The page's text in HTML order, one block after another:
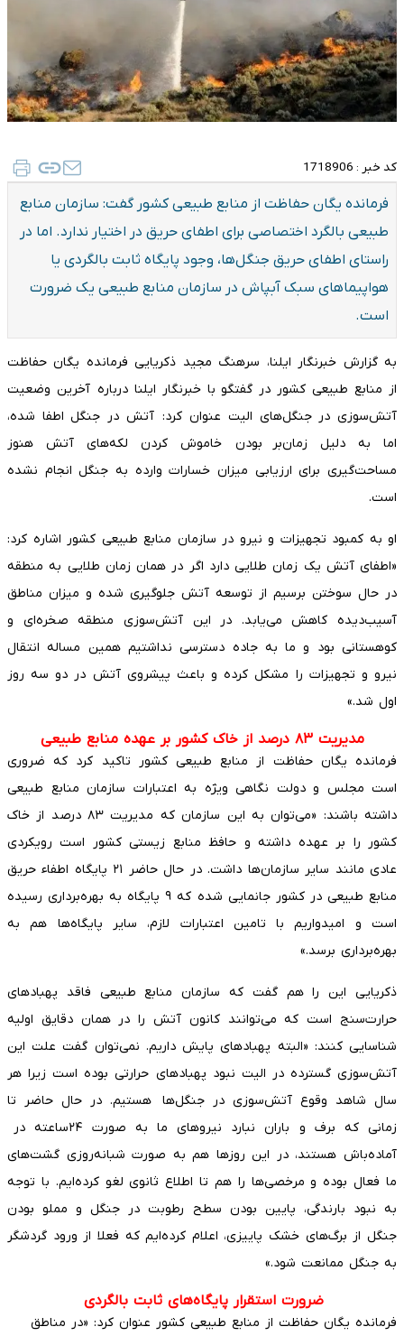
کد خبر : 1718906
فرمانده یگان حفاظت از منابع طبیعی کشور گفت: سازمان منابع
طبیعی بالگرد اختصاصی برای اطفای حریق در اختیار ندارد. اما در
راستای اطفای حریق جنگل‌ها، وجود پایگاه ثابت بالگردی یا
هواپیماهای سبک آبپاش در سازمان منابع طبیعی یک ضرورت
است.
به گزارش خبرنگار ایلنا، سرهنگ مجید ذکریایی فرمانده یگان حفاظت
از منابع طبیعی کشور در گفتگو با خبرنگار ایلنا درباره آخرین وضعیت
آتش‌سوزی در جنگل‌های الیت عنوان کرد: آتش در جنگل اطفا شده،
اما به دلیل زمان‌بر بودن خاموش کردن لکه‌های آتش هنوز
مساحت‌گیری برای ارزیابی میزان خسارات وارده به جنگل انجام نشده
است.
او به کمبود تجهیزات و نیرو در سازمان منابع طبیعی کشور اشاره کرد:
«اطفای آتش یک زمان طلایی دارد اگر در همان زمان طلایی به منطقه
در حال سوختن برسیم از توسعه آتش جلوگیری شده و میزان مناطق
آسیب‌دیده کاهش می‌یابد. در این آتش‌سوزی منطقه صخره‌ای و
کوهستانی بود و ما به جاده دسترسی نداشتیم همین مساله انتقال
نیرو و تجهیزات را مشکل کرده و باعث پیشروی آتش در دو سه روز
اول شد.»
مدیریت ۸۳ درصد از خاک کشور بر عهده منابع طبیعی
فرمانده یگان حفاظت از منابع طبیعی کشور تاکید کرد که ضروری
است مجلس و دولت نگاهی ویژه به اعتبارات سازمان منابع طبیعی
داشته باشند: «می‌توان به این سازمان که مدیریت ۸۳ درصد از خاک
کشور را بر عهده داشته و حافظ منابع زیستی کشور است رویکردی
عادی مانند سایر سازمان‌ها داشت. در حال حاضر ۲۱ پایگاه اطفاء حریق
منابع طبیعی در کشور جانمایی شده که ۹ پایگاه به بهره‌برداری رسیده
است و امیدواریم با تامین اعتبارات لازم، سایر پایگاه‌ها هم به
بهره‌برداری برسد.»
ذکریایی این را هم گفت که سازمان منابع طبیعی فاقد پهبادهای
حرارت‌سنج است که می‌توانند کانون آتش را در همان دقایق اولیه
شناسایی کنند: «البته پهبادهای پایش داریم. نمی‌توان گفت علت این
آتش‌سوزی گسترده در الیت نبود پهبادهای حرارتی بوده است زیرا هر
سال شاهد وقوع آتش‌سوزی در جنگل‌ها هستیم. در حال حاضر تا
زمانی که برف و باران نبارد نیروهای ما به صورت ۲۴ساعته در
آماده‌باش هستند، در این روزها هم به صورت شبانه‌روزی گشت‌های
ما فعال بوده و مرخصی‌ها را هم تا اطلاع ثانوی لغو کرده‌ایم. با توجه
به نبود بارندگی، پایین بودن سطح رطوبت در جنگل و مملو بودن
جنگل از برگ‌های خشک پاییزی، اعلام کرده‌ایم که فعلا از ورود گردشگر
به جنگل ممانعت شود.»
ضرورت استقرار پایگاه‌های ثابت بالگردی
فرمانده یگان حفاظت از منابع طبیعی کشور عنوان کرد: «در مناطق